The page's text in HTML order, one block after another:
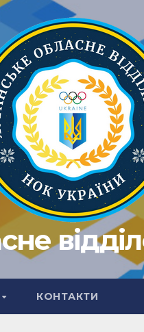
КОНТАКТИ